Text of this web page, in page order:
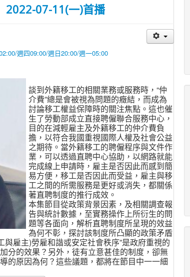
2022-07-11(一)首播
週四09:00/週日20:00/週一05:00
談到外籍移工的相關業務或服務時，“仲
介費”總是會被視為問題的癥結，而成為
討論移工權益保障時的關注焦點。這也催
生了勞動部成立直接聘僱聯合服務中心，
目的在減輕雇主及外籍移工的仲介費負
擔，以符合我國重視國際人權及社會公益
之期待。當外籍移工的聘僱程序與文件作
業，可以透過直聘中心協助，以網路就能
完成線上申請時，雇主是否因此而感到簡
易方便，移工是否因此而受益，雇主與移
工之間的所需服務是更好或消失，都關係
著直聘制度的推行成效。
本集節目從政策背景因素，及相關調查報
告與統計數據，至實務操作上所衍生的問
題等各面向，解析直聘制度所呈現的效益
為何不彰，探討該制度所凸顯的政策矛盾
雇主)勞雇和諧或安定社會秩序”是政府重視的
分的效果？另外，徒有立意甚佳的制度，卻無
的原因為何？這些議題，都將在節目中一一細